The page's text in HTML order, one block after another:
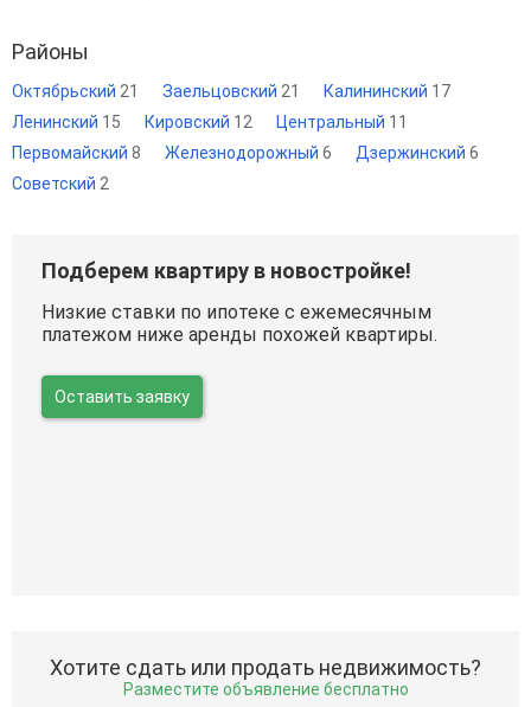
Районы
Октябрьский 21 Заельцовский 21 Калининский 17
Ленинский 15 Кировский 12 Центральный 11
Первомайский 8 Железнодорожный 6 Дзержинский 6
Советский 2
Подберем квартиру в новостройке!
Низкие ставки по ипотеке с ежемесячным
платежом ниже аренды похожей квартиры.
Оставить заявку
Хотите сдать или продать недвижимость?
Разместите объявление бесплатно